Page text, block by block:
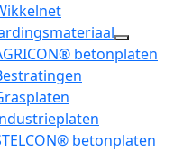
menu
open
betonplaten
betonplaten